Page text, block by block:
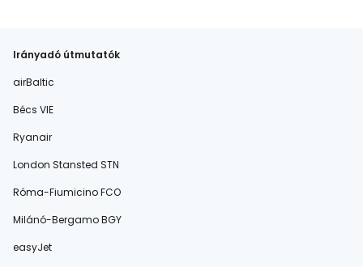
Irányadó útmutatók
airBaltic
Bécs VIE
Ryanair
London Stansted STN
Róma-Fiumicino FCO
Milánó-Bergamo BGY
easyJet